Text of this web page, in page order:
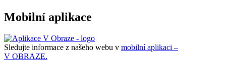
Mobilní aplikace
Sledujte informace z našeho webu v mobilní aplikaci –
V OBRAZE.